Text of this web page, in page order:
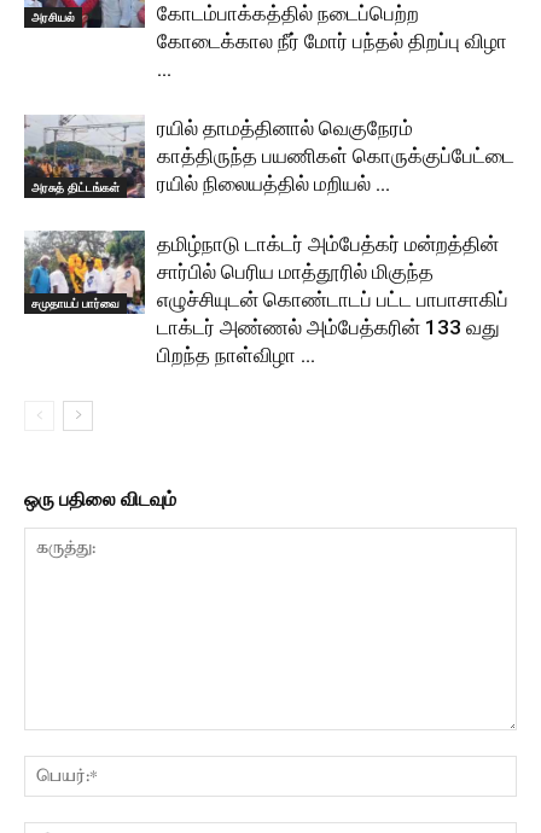
அரசியல்
கோடம்பாக்கத்தில் நடைப்பெற்ற
கோடைக்கால நீர் மோர் பந்தல் திறப்பு விழா
…
அரசுத் திட்டங்கள்
ரயில் தாமத்தினால் வெகுநேரம்
காத்திருந்த பயணிகள் கொருக்குப்பேட்டை
ரயில் நிலையத்தில் மறியல் …
சமுதாயப் பார்வை
தமிழ்நாடு டாக்டர் அம்பேத்கர் மன்றத்தின்
சார்பில் பெரிய மாத்தூரில் மிகுந்த
எழுச்சியுடன் கொண்டாடப் பட்ட பாபாசாகிப்
டாக்டர் அண்ணல் அம்பேத்கரின் 133 வது
பிறந்த நாள்விழா …
ஒரு பதிலை விடவும்